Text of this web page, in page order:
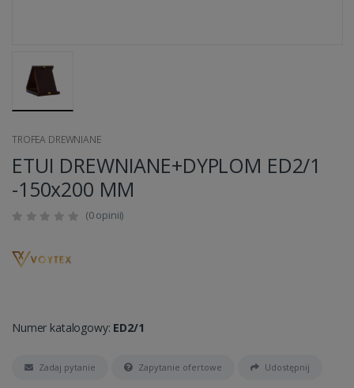
TROFEA DREWNIANE
ETUI DREWNIANE+DYPLOM ED2/1
-150x200 MM
(0 opinii)
Numer katalogowy: ED2/1
Zadaj pytanie Zapytanie ofertowe Udostępnij